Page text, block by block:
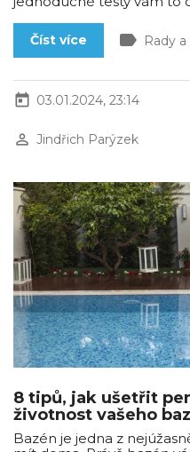
Číst více label Rady
today 03.01.2024, 23:14
perm_identity Jindřich Parýzek
8 tipů, jak ušetřit
životnost vašeho
Bazén je jedna z